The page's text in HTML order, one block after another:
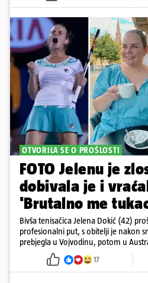
OTVORILA SE O PROŠLOSTI
FOTO Jelenu je
dobivala je i
'Brutalno me
Bivša tenisačica Jelena Dokić (42)
profesionalni put, s obitelji je nakon
prebjegla u Vojvodinu, potom u
17